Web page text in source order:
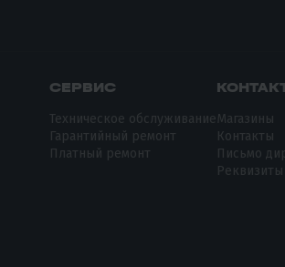
СЕРВИС
Техническое обслуживание
Гарантийный ремонт
Платный ремонт
Магазины
Контакты
Письмо
Реквизиты